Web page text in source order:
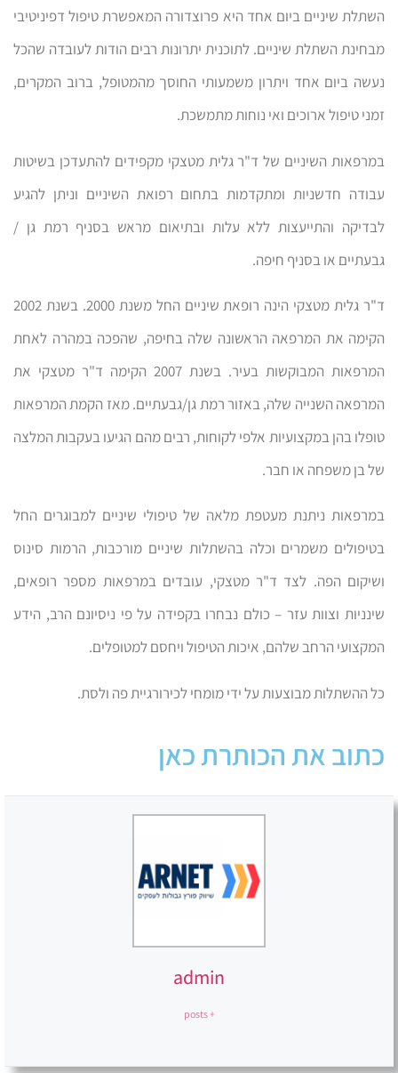
השתלת שיניים ביום אחד היא פרוצדורה המאפשרת טיפול דפיניטיבי
מבחינת השתלת שיניים. לתוכנית יתרונות רבים הודות לעובדה שהכל
נעשה ביום אחד ויתרון משמעותי החוסך מהמטופל, ברוב המקרים,
זמני טיפול ארוכים ואי נוחות מתמשכת.
במרפאות השיניים של ד"ר גלית מטצקי מקפידים להתעדכן בשיטות
עבודה חדשניות ומתקדמות בתחום רפואת השיניים וניתן להגיע
לבדיקה והתייעצות ללא עלות ובתיאום מראש בסניף רמת גן /
גבעתיים או בסניף חיפה.
ד"ר גלית מטצקי הינה רופאת שיניים החל משנת 2000. בשנת 2002
הקימה את המרפאה הראשונה שלה בחיפה, שהפכה במהרה לאחת
המרפאות המבוקשות בעיר. בשנת 2007 הקימה ד"ר מטצקי את
המרפאה השנייה שלה, באזור רמת גן/גבעתיים. מאז הקמת המרפאות
טופלו בהן במקצועיות אלפי לקוחות, רבים מהם הגיעו בעקבות המלצה
של בן משפחה או חבר.
במרפאות ניתנת מעטפת מלאה של טיפולי שיניים למבוגרים החל
בטיפולים משמרים וכלה בהשתלות שיניים מורכבות, הרמות סינוס
ושיקום הפה. לצד ד"ר מטצקי, עובדים במרפאות מספר רופאים,
שינניות וצוות עזר – כולם נבחרו בקפידה על פי ניסיונם הרב, הידע
המקצועי הרחב שלהם, איכות הטיפול ויחסם למטופלים.
כל ההשתלות מבוצעות על ידי מומחי לכירורגיית פה ולסת.
כתוב את הכותרת כאן
admin
+ posts